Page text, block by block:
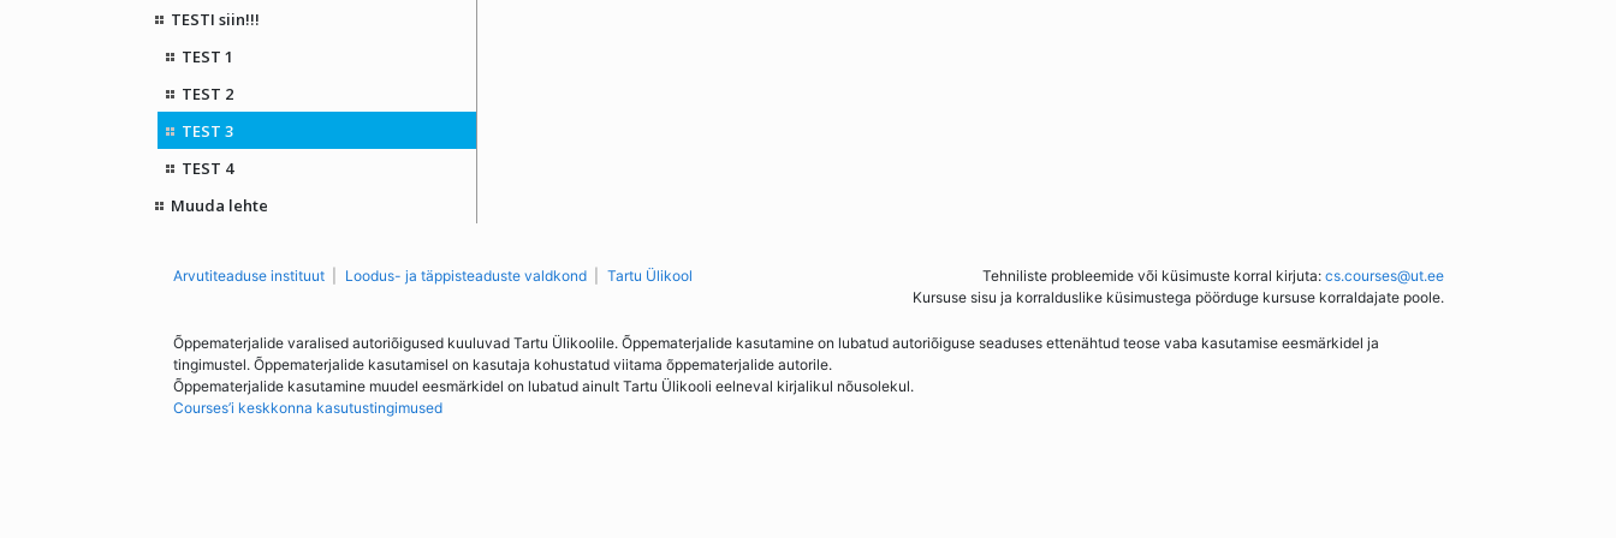
TESTI siin!!!
TEST 1
TEST 2
TEST 3
TEST 4
Muuda lehte
Arvutiteaduse instituut Loodus- ja täppisteaduste valdkond Tartu Ülikool Tehniliste probleemide või küsimuste korral kirjuta: cs.courses@ut.ee
Kursuse sisu ja korralduslike küsimustega pöörduge kursuse korraldajate poole.
Õppematerjalide varalised autoriõigused kuuluvad Tartu Ülikoolile. Õppematerjalide kasutamine on lubatud autoriõiguse seaduses ettenähtud teose vaba kasutamise eesmärkidel ja
tingimustel. Õppematerjalide kasutamisel on kasutaja kohustatud viitama õppematerjalide autorile.
Õppematerjalide kasutamine muudel eesmärkidel on lubatud ainult Tartu Ülikooli eelneval kirjalikul nõusolekul.
Courses’i keskkonna kasutustingimused